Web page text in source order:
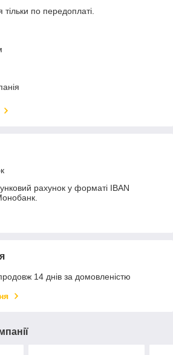
тільки по передоплаті.
рахунок у форматі IBAN
14 днів за домовленістю